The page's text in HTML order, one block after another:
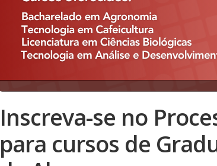
Inscreva-se no
para cursos de